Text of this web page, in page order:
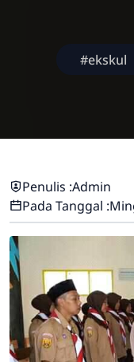
#ekskul
Penulis :Admin
Pada Tanggal :